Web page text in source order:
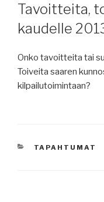
Tavoitteita,
kaudelle
Onko tavoitteita tai
Toiveita saaren
kilpailutoimintaan?
KATEGORIAT
TAPAHTUMAT